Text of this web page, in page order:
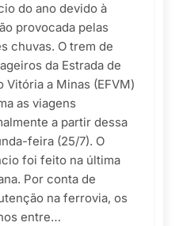
do ano devido à
provocada pelas
chuvas. O trem de
da Estrada de
Vitória a Minas (EFVM)
as viagens
a partir dessa
feira (25/7). O
foi feito na última
Por conta de
na ferrovia, os
entre…